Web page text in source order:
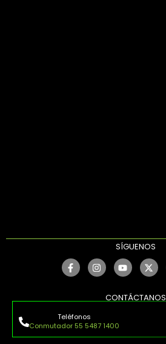
SÍGUENOS
CONTÁCTANOS
Teléfonos
Conmutador 55 5487 1400